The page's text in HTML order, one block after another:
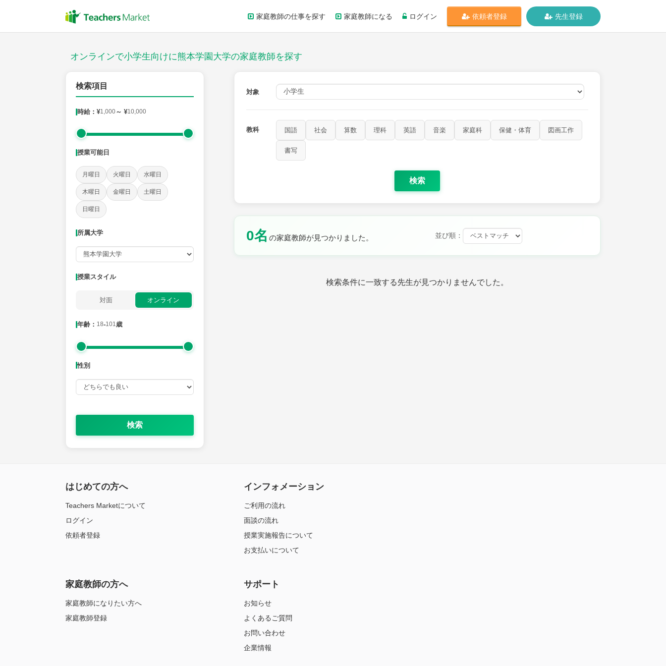
家庭教師の仕事を探す 家庭教師になる ログイン 依頼者登録 先生登録
オンラインで小学生向けに熊本学園大学の家庭教師を探す
検索項目
時給：¥1,000～ ¥10,000
授業可能日
月曜日 火曜日 水曜日
木曜日 金曜日 土曜日
日曜日
所属大学
授業スタイル
対面 オンライン
年齢： 18-101歳
性別
検索
対象
教科 国語 社会 算数 理科 英語 音楽 家庭科 保健・体育 図画工作
書写
検索
0名 の家庭教師が見つかりました。 並び順：
検索条件に一致する先生が見つかりませんでした。
授業スタイル
社会 保健・体育 図画工作 書写
時給：¥1,000 ～ ¥10,000
授業可能日
火曜日 土曜日 日曜日
所属大学
はじめての方へ
Teachers Marketについて
ログイン
依頼者登録
インフォメーション
ご利用の流れ
面談の流れ
授業実施報告について
お支払いについて
家庭教師の方へ
家庭教師になりたい方へ
家庭教師登録
サポート
お知らせ
よくあるご質問
お問い合わせ
企業情報